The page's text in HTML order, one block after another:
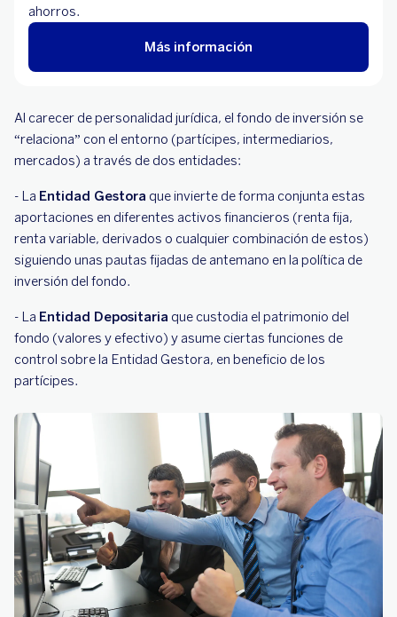
ahorros.
Más información
Al carecer de personalidad jurídica, el fondo de inversión se
“relaciona” con el entorno (partícipes, intermediarios,
mercados) a través de dos entidades:
- La Entidad Gestora que invierte de forma conjunta estas
aportaciones en diferentes activos financieros (renta fija,
renta variable, derivados o cualquier combinación de estos)
siguiendo unas pautas fijadas de antemano en la política de
inversión del fondo.
- La Entidad Depositaria que custodia el patrimonio del
fondo (valores y efectivo) y asume ciertas funciones de
control sobre la Entidad Gestora, en beneficio de los
partícipes.